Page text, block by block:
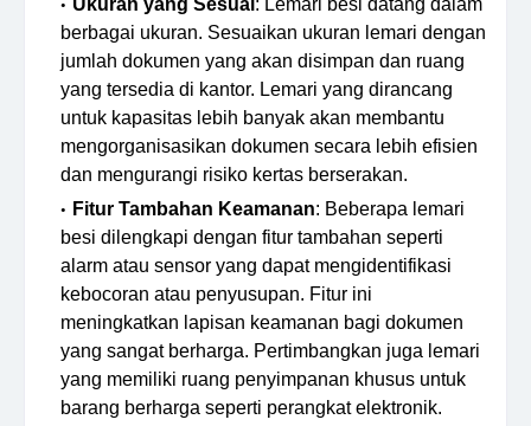
Ukuran yang Sesuai : Lemari besi datang dalam
berbagai ukuran. Sesuaikan ukuran lemari dengan
jumlah dokumen yang akan disimpan dan ruang
yang tersedia di kantor. Lemari yang dirancang
untuk kapasitas lebih banyak akan membantu
mengorganisasikan dokumen secara lebih efisien
dan mengurangi risiko kertas berserakan.
Fitur Tambahan Keamanan: Beberapa lemari
besi dilengkapi dengan fitur tambahan seperti
alarm atau sensor yang dapat mengidentifikasi
kebocoran atau penyusupan. Fitur ini
meningkatkan lapisan keamanan bagi dokumen
yang sangat berharga. Pertimbangkan juga lemari
yang memiliki ruang penyimpanan khusus untuk
barang berharga seperti perangkat elektronik.